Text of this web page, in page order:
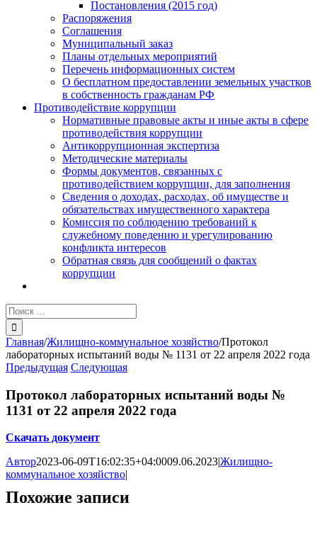
Постановления (2015 год)
Распоряжения
Соглашения
Муниципальный заказ
Планы отдельных мероприятий
Перечень информационных систем
О бесплатном предоставлении земельных участков
в собственность гражданам РФ
Противодействие коррупции
Нормативные правовые акты и иные акты в сфере
противодействия коррупции
Антикоррупционная экспертиза
Методические материалы
Формы документов, связанных с
противодействием коррупции, для заполнения
Сведения о доходах, расходах, об имуществе и
обязательствах имущественного характера
Комиссия по соблюдению требований к
служебному поведению и урегулированию
конфликта интересов
Обратная связь для сообщений о фактах
коррупции
Результат
поиска:
Главная/Жилищно-коммунальное хозяйство/Протокол
лабораторных испытаний воды № 1131 от 22 апреля 2022 года
Предыдущая Следующая
Протокол лабораторных испытаний воды №
1131 от 22 апреля 2022 года
Скачать документ
Автор2023-06-09T16:02:35+04:0009.06.2023|Жилищно-
коммунальное хозяйство|
Похожие записи